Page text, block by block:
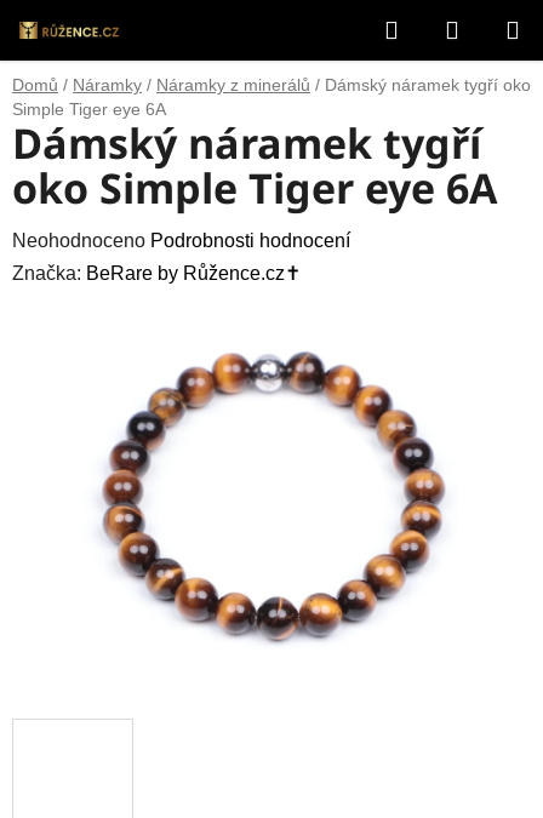
na
obsah
Hledat
KOŠÍK
Domů / Náramky / Náramky z minerálů / Dámský náramek tygří oko
Simple Tiger eye 6A
Dámský náramek tygří
oko Simple Tiger eye 6A
Průměrné
hodnocení
Neohodnoceno Podrobnosti hodnocení
Značka: BeRare by Růžence.cz✝️